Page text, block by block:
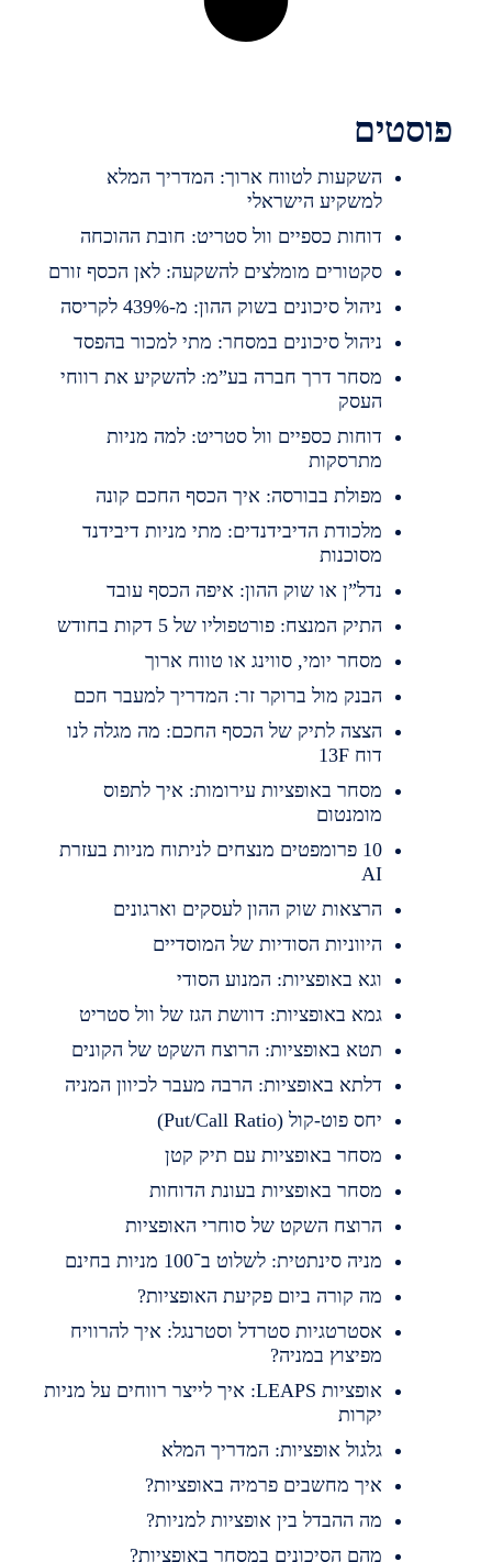
פוסטים
השקעות לטווח ארוך: המדריך המלא
למשקיע הישראלי
דוחות כספיים וול סטריט: חובת ההוכחה
סקטורים מומלצים להשקעה: לאן הכסף זורם
ניהול סיכונים בשוק ההון: מ-439% לקריסה
ניהול סיכונים במסחר: מתי למכור בהפסד
מסחר דרך חברה בע”מ: להשקיע את רווחי
העסק
דוחות כספיים וול סטריט: למה מניות
מתרסקות
מפולת בבורסה: איך הכסף החכם קונה
מלכודת הדיבידנדים: מתי מניות דיבידנד
מסוכנות
נדל”ן או שוק ההון: איפה הכסף עובד
התיק המנצח: פורטפוליו של 5 דקות בחודש
מסחר יומי, סווינג או טווח ארוך
הבנק מול ברוקר זר: המדריך למעבר חכם
הצצה לתיק של הכסף החכם: מה מגלה לנו
דוח 13F
מסחר באופציות עירומות: איך לתפוס
מומנטום
10 פרומפטים מנצחים לניתוח מניות בעזרת
AI
הרצאות שוק ההון לעסקים וארגונים
היווניות הסודיות של המוסדיים
וגא באופציות: המנוע הסודי
גמא באופציות: דוושת הגז של וול סטריט
תטא באופציות: הרוצח השקט של הקונים
דלתא באופציות: הרבה מעבר לכיוון המניה
יחס פוט-קול (Put/Call Ratio)
מסחר באופציות עם תיק קטן
מסחר באופציות בעונת הדוחות
הרוצח השקט של סוחרי האופציות
מניה סינתטית: לשלוט ב־100 מניות בחינם
מה קורה ביום פקיעת האופציות?
אסטרטגיות סטרדל וסטרנגל: איך להרוויח
מפיצוץ במניה?
אופציות LEAPS: איך לייצר רווחים על מניות
יקרות
גלגול אופציות: המדריך המלא
איך מחשבים פרמיה באופציות?
מה ההבדל בין אופציות למניות?
מהם הסיכונים במסחר באופציות?